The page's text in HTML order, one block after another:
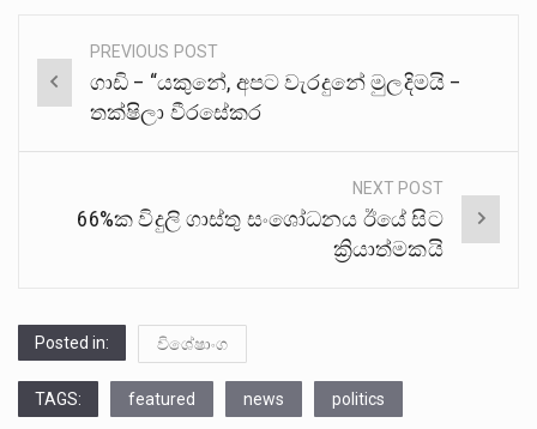
Post
navigation
PREVIOUS POST
ගාඩි – “යකුනේ, අපට වැරදුනේ මුලදිමයි –
තක්ෂිලා වීරසේකර
NEXT POST
66%ක විදුලි ගාස්තු සංශෝධනය ඊයේ සිට
ක්‍රියාත්මකයි
Posted in: විශේෂාංග
TAGS: featured news politics